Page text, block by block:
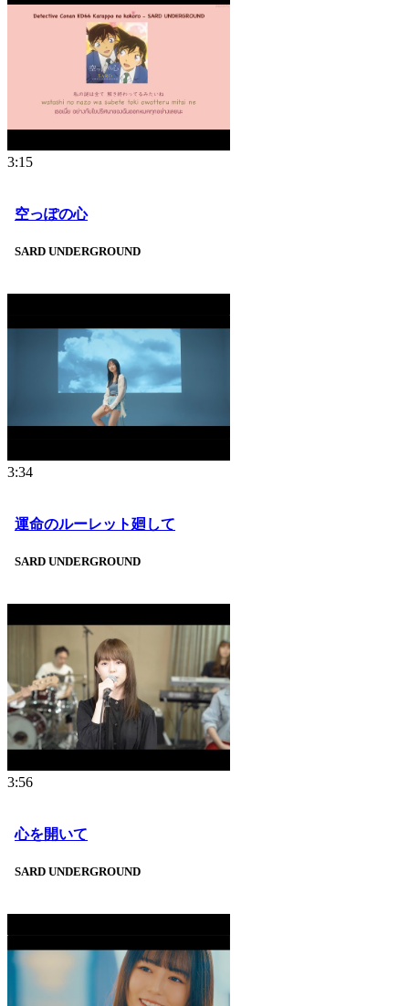
3:15
空っぽの心
SARD UNDERGROUND
3:34
運命のルーレット廻して
SARD UNDERGROUND
3:56
心を開いて
SARD UNDERGROUND